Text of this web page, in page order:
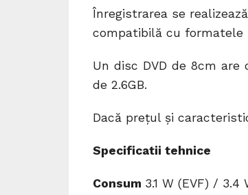
Înregistrarea se
compatibilă cu formatele
Un disc DVD de 8cm are
de 2.6GB.
Dacă preţul şi
Specificatii tehnice
Consum 3.1 W (EVF) / 3.4